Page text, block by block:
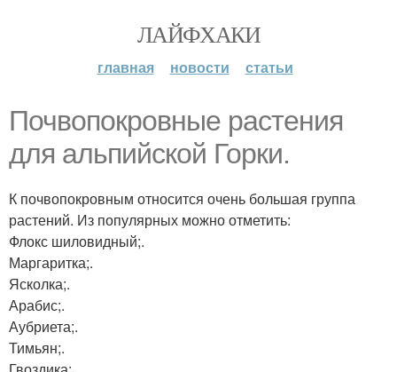
ЛАЙФХАКИ
главная новости статьи
Почвопокровные растения
для альпийской Горки.
К почвопокровным относится очень большая группа
растений. Из популярных можно отметить:
Флокс шиловидный;.
Маргаритка;.
Ясколка;.
Арабис;.
Аубриета;.
Тимьян;.